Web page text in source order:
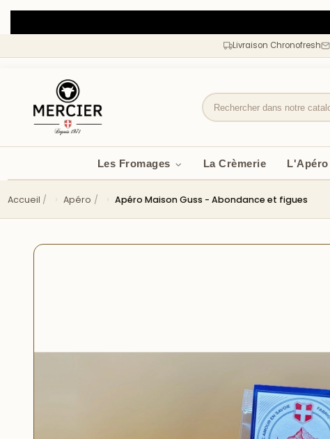
Livraison Chronofresh
Les Fromages La Crèmerie L'Apéro
Accueil Apéro Apéro Maison Guss - Abondance et figues